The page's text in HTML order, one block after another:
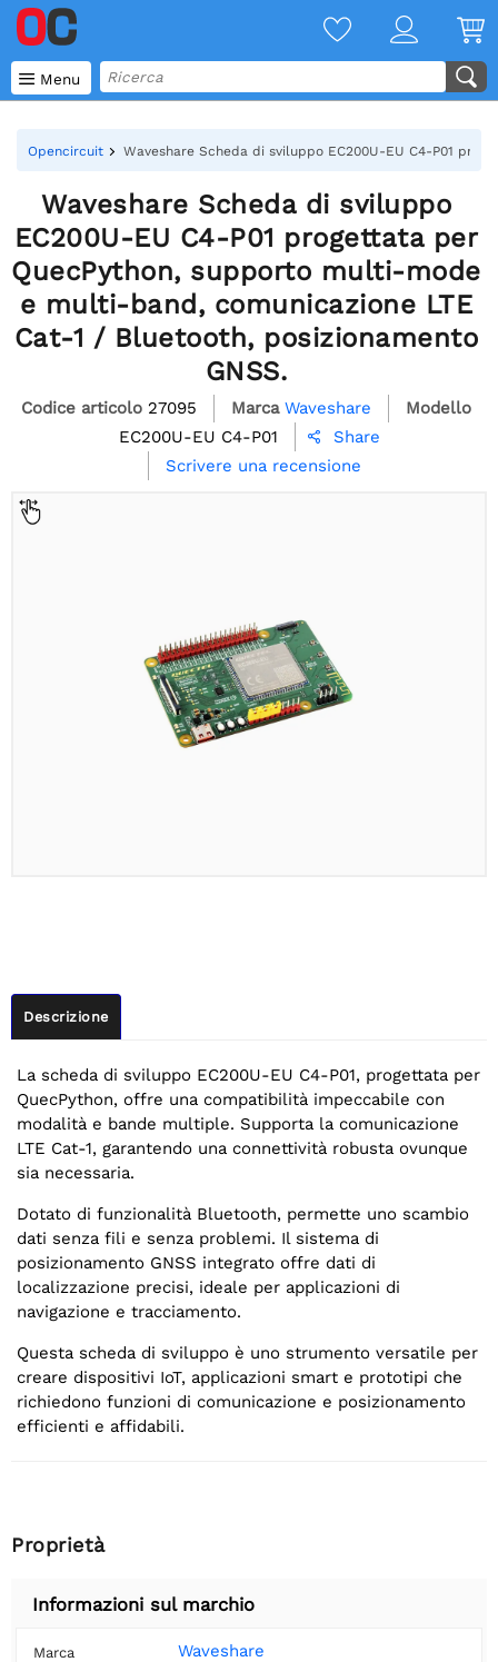
 Menu
Opencircuit Waveshare Scheda di sviluppo EC200U-EU C4-P01
Waveshare Scheda di sviluppo
EC200U-EU C4-P01 progettata per
QuecPython, supporto multi-mode
e multi-band, comunicazione LTE
Cat-1 / Bluetooth, posizionamento
GNSS.
Codice articolo 27095 Marca Waveshare
Modello
EC200U-EU C4-P01

Share
Scrivere una recensione
Descrizione
La scheda di sviluppo EC200U-EU C4-P01, progettata per
QuecPython, offre una compatibilità impeccabile con
modalità e bande multiple. Supporta la comunicazione
LTE Cat-1, garantendo una connettività robusta ovunque
sia necessaria.
Dotato di funzionalità Bluetooth, permette uno scambio
dati senza fili e senza problemi. Il sistema di
posizionamento GNSS integrato offre dati di
localizzazione precisi, ideale per applicazioni di
navigazione e tracciamento.
Questa scheda di sviluppo è uno strumento versatile per
creare dispositivi IoT, applicazioni smart e prototipi che
richiedono funzioni di comunicazione e posizionamento
efficienti e affidabili.
Proprietà
Informazioni sul marchio
Marca Waveshare